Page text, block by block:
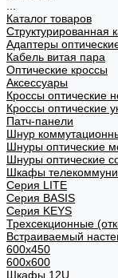
Каталог товаров
Структурированная
Адаптеры
Кабель витая пара
Оптические кроссы
Аксессуары
Кроссы оптические
Кроссы оптические
Патч-панели
Шнур
Шнуры оптические
Шнуры оптические
Шкафы
Cерия LITE
Cерия BASIS
Cерия KEYS
Трехсекционные
Встраиваемый
600x450
600x600
Шкафы 12U